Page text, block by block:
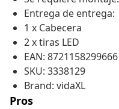
Entrega de entrega:
1 x Cabecera
2 x tiras LED
EAN: 8721158299666
SKU: 3338129
Brand: vidaXL
Pros